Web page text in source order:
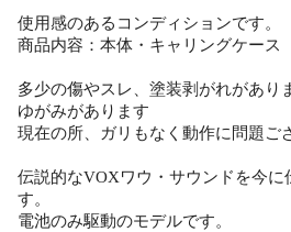
使用感のあるコンディションです。
商品内容：本体・キャリングケース
多少の傷やスレ、塗装剥がれがあり
ゆがみがあります
現在の所、ガリもなく動作に問題ご
伝説的なVOXワウ・サウンドを今に
す。
電池のみ駆動のモデルです。